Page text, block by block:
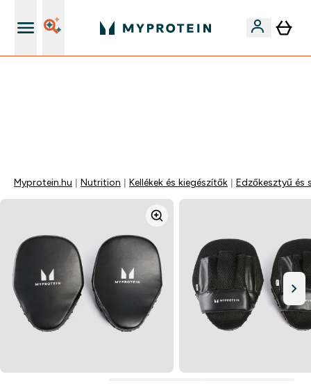
Myprotein.hu Nutrition Kellékek és kiegészítők Edzőkesztyű és